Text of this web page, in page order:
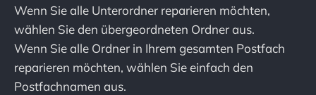
Wenn Sie alle Unterordner reparieren möchten,
wählen Sie den übergeordneten Ordner aus.
Wenn Sie alle Ordner in Ihrem gesamten Postfach
reparieren möchten, wählen Sie einfach den
Postfachnamen aus.